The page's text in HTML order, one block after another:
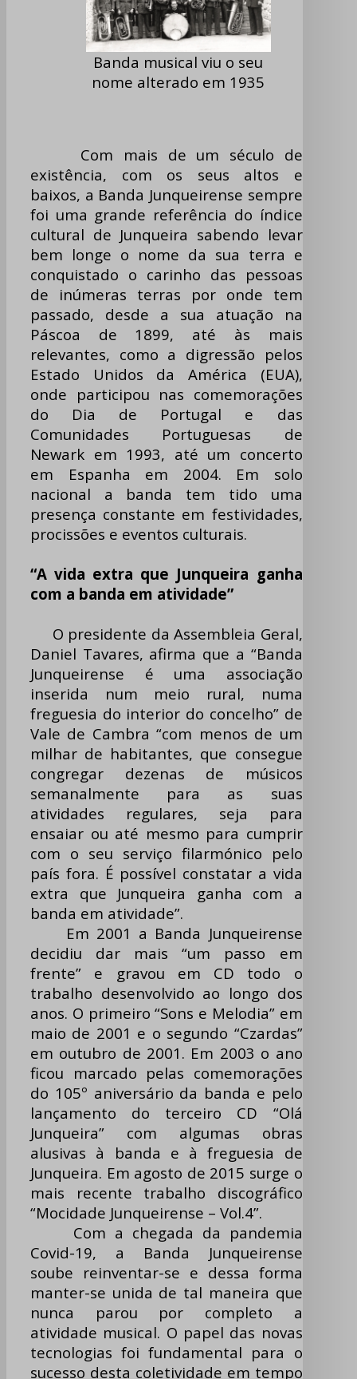
Banda musical viu o seu
nome alterado em 1935
Com mais de um século de
existência, com os seus altos e
baixos, a Banda Junqueirense sempre
foi uma grande referência do índice
cultural de Junqueira sabendo levar
bem longe o nome da sua terra e
conquistado o carinho das pessoas
de inúmeras terras por onde tem
passado, desde a sua atuação na
Páscoa de 1899, até às mais
relevantes, como a digressão pelos
Estado Unidos da América (EUA),
onde participou nas comemorações
do Dia de Portugal e das
Comunidades Portuguesas de
Newark em 1993, até um concerto
em Espanha em 2004. Em solo
nacional a banda tem tido uma
presença constante em festividades,
procissões e eventos culturais.
“A vida extra que Junqueira ganha
com a banda em atividade”
O presidente da Assembleia Geral,
Daniel Tavares, afirma que a “Banda
Junqueirense é uma associação
inserida num meio rural, numa
freguesia do interior do concelho” de
Vale de Cambra “com menos de um
milhar de habitantes, que consegue
congregar dezenas de músicos
semanalmente para as suas
atividades regulares, seja para
ensaiar ou até mesmo para cumprir
com o seu serviço filarmónico pelo
país fora. É possível constatar a vida
extra que Junqueira ganha com a
banda em atividade”.
Em 2001 a Banda Junqueirense
decidiu dar mais “um passo em
frente” e gravou em CD todo o
trabalho desenvolvido ao longo dos
anos. O primeiro “Sons e Melodia” em
maio de 2001 e o segundo “Czardas”
em outubro de 2001. Em 2003 o ano
ficou marcado pelas comemorações
do 105º aniversário da banda e pelo
lançamento do terceiro CD “Olá
Junqueira” com algumas obras
alusivas à banda e à freguesia de
Junqueira. Em agosto de 2015 surge o
mais recente trabalho discográfico
“Mocidade Junqueirense – Vol.4”.
Com a chegada da pandemia
Covid-19, a Banda Junqueirense
soube reinventar-se e dessa forma
manter-se unida de tal maneira que
nunca parou por completo a
atividade musical. O papel das novas
tecnologias foi fundamental para o
sucesso desta coletividade em tempo